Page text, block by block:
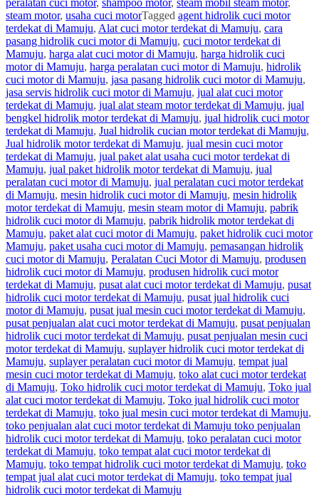
peralatan cuci motor, shampoo motor, steam mobil steam motor,
steam motor, usaha cuci motorTagged agent hidrolik cuci motor
terdekat di Mamuju, Alat cuci motor terdekat di Mamuju, cara
pasang hidrolik cuci motor di Mamuju, cuci motor terdekat di
Mamuju, harga alat cuci motor di Mamuju, harga hidrolik cuci
motor di Mamuju, harga peralatan cuci motor di Mamuju, hidrolik
cuci motor di Mamuju, jasa pasang hidrolik cuci motor di Mamuju,
jasa servis hidrolik cuci motor di Mamuju, jual alat cuci motor
terdekat di Mamuju, jual alat steam motor terdekat di Mamuju, jual
bengkel hidrolik motor terdekat di Mamuju, jual hidrolik cuci motor
terdekat di Mamuju, Jual hidrolik cucian motor terdekat di Mamuju,
Jual hidrolik motor terdekat di Mamuju, jual mesin cuci motor
terdekat di Mamuju, jual paket alat usaha cuci motor terdekat di
Mamuju, jual paket hidrolik motor terdekat di Mamuju, jual
peralatan cuci motor di Mamuju, jual peralatan cuci motor terdekat
di Mamuju, mesin hidrolik cuci motor di Mamuju, mesin hidrolik
motor terdekat di Mamuju, mesin steam motor di Mamuju, pabrik
hidrolik cuci motor di Mamuju, pabrik hidrolik motor terdekat di
Mamuju, paket alat cuci motor di Mamuju, paket hidrolik cuci motor
Mamuju, paket usaha cuci motor di Mamuju, pemasangan hidrolik
cuci motor di Mamuju, Peralatan Cuci Motor di Mamuju, produsen
hidrolik cuci motor di Mamuju, produsen hidrolik cuci motor
terdekat di Mamuju, pusat alat cuci motor terdekat di Mamuju, pusat
hidrolik cuci motor terdekat di Mamuju, pusat jual hidrolik cuci
motor di Mamuju, pusat jual mesin cuci motor terdekat di Mamuju,
pusat penjualan alat cuci motor terdekat di Mamuju, pusat penjualan
hidrolik cuci motor terdekat di Mamuju, pusat penjualan mesin cuci
motor terdekat di Mamuju, suplayer hidrolik cuci motor terdekat di
Mamuju, suplayer peralatan cuci motor di Mamuju, tempat jual
mesin cuci motor terdekat di Mamuju, toko alat cuci motor terdekat
di Mamuju, Toko hidrolik cuci motor terdekat di Mamuju, Toko jual
alat cuci motor terdekat di Mamuju, Toko jual hidrolik cuci motor
terdekat di Mamuju, toko jual mesin cuci motor terdekat di Mamuju,
toko penjualan alat cuci motor terdekat di Mamuju toko penjualan
hidrolik cuci motor terdekat di Mamuju, toko peralatan cuci motor
terdekat di Mamuju, toko tempat alat cuci motor terdekat di
Mamuju, toko tempat hidrolik cuci motor terdekat di Mamuju, toko
tempat jual alat cuci motor terdekat di Mamuju, toko tempat jual
hidrolik cuci motor terdekat di Mamuju